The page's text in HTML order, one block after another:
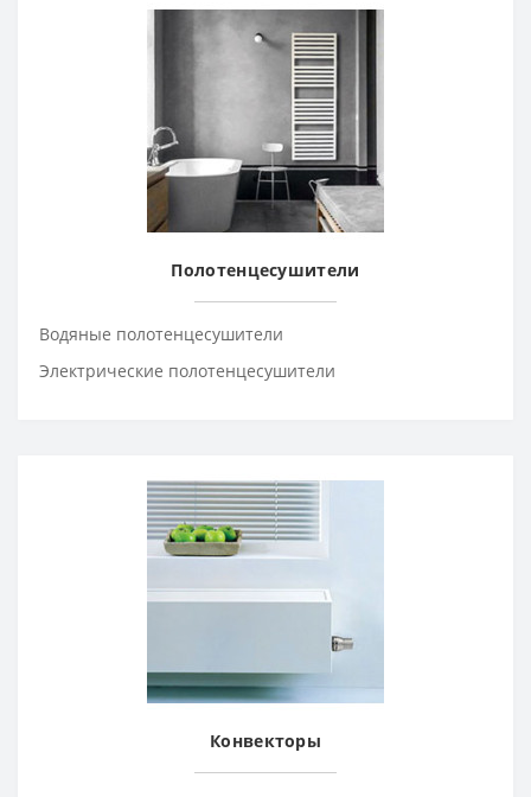
Полотенцесушители
Водяные полотенцесушители
Электрические полотенцесушители
Конвекторы